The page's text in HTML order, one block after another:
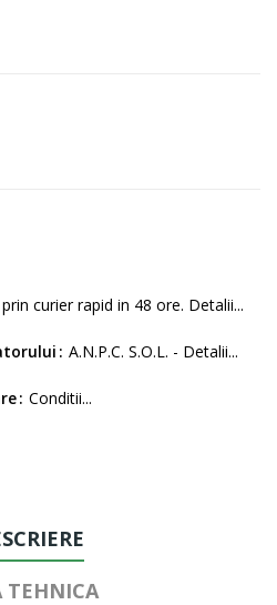
prin curier rapid in 48 ore. Detalii...
A.N.P.C. S.O.L. - Detalii...
Conditii...
TEHNICA